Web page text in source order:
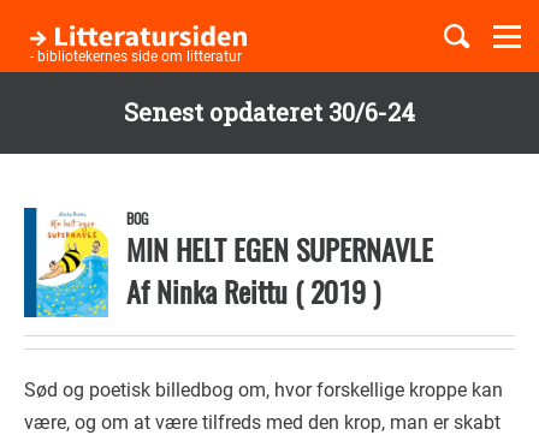
Senest opdateret 30/6-24
hovedindhold
- bibliotekernes side om litteratur
Børnebøger
Temaer
BOG
MIN HELT EGEN SUPERNAVLE
AfNinka Reittu(2019)
Sød og poetisk billedbog om, hvor forskellige kroppe kan
være, og om at være tilfreds med den krop, man er skabt